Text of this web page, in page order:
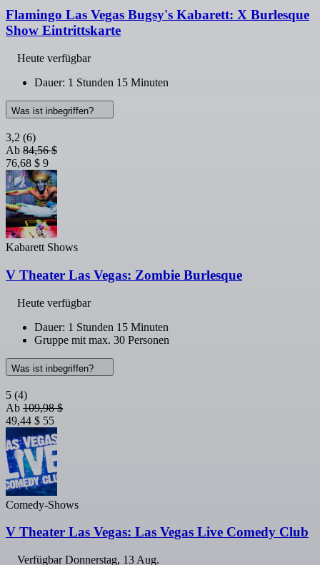
Flamingo Las Vegas Bugsy's Kabarett: X Burlesque
Show Eintrittskarte
Heute verfügbar
Dauer: 1 Stunden 15 Minuten
Was ist inbegriffen?
3,2 (6)
Ab 84,56 $
76,68 $ 9
Kabarett Shows
V Theater Las Vegas: Zombie Burlesque
Heute verfügbar
Dauer: 1 Stunden 15 Minuten
Gruppe mit max. 30 Personen
Was ist inbegriffen?
5 (4)
Ab 109,98 $
49,44 $ 55
Comedy-Shows
V Theater Las Vegas: Las Vegas Live Comedy Club
VerfügbarDonnerstag, 13 Aug.